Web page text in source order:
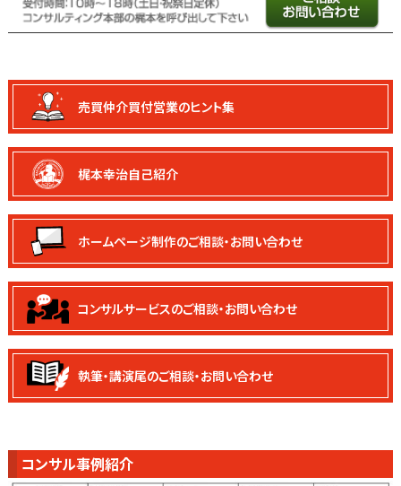
売買仲介買付営業のヒント集
梶本幸治自己紹介
ホームページ制作のご相談・お問い合わせ
コンサルサービスのご相談・お問い合わせ
執筆・講演尾のご相談・お問い合わせ
コンサル事例紹介